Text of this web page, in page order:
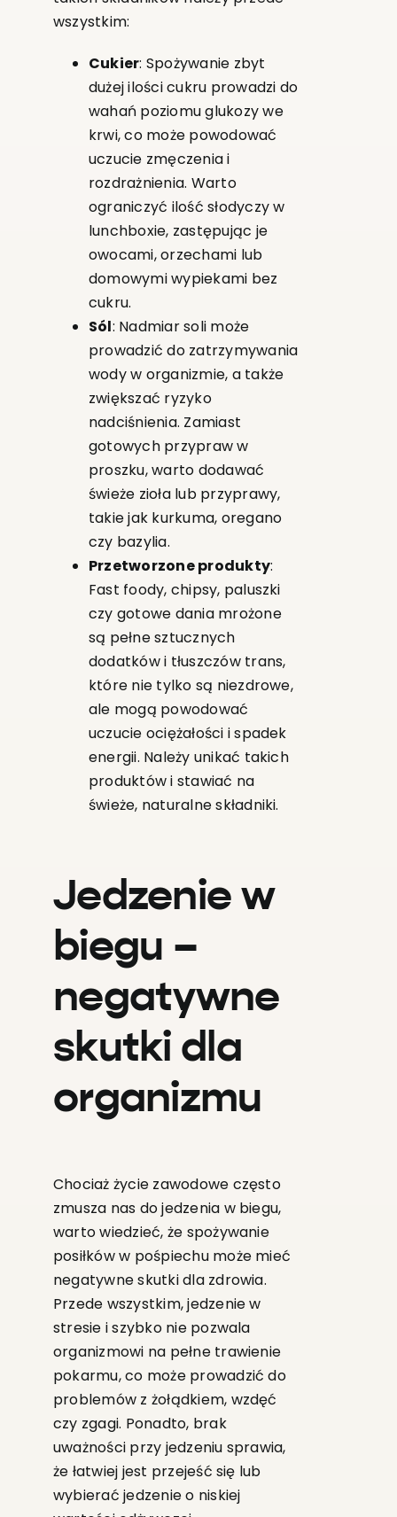
wszystkim:
Cukier: Spożywanie zbyt
dużej ilości cukru prowadzi do
wahań poziomu glukozy we
krwi, co może powodować
uczucie zmęczenia i
rozdrażnienia. Warto
ograniczyć ilość słodyczy w
lunchboxie, zastępując je
owocami, orzechami lub
domowymi wypiekami bez
cukru.
Sól: Nadmiar soli może
prowadzić do zatrzymywania
wody w organizmie, a także
zwiększać ryzyko
nadciśnienia. Zamiast
gotowych przypraw w
proszku, warto dodawać
świeże zioła lub przyprawy,
takie jak kurkuma, oregano
czy bazylia.
Przetworzone produkty:
Fast foody, chipsy, paluszki
czy gotowe dania mrożone
są pełne sztucznych
dodatków i tłuszczów trans,
które nie tylko są niezdrowe,
ale mogą powodować
uczucie ociężałości i spadek
energii. Należy unikać takich
produktów i stawiać na
świeże, naturalne składniki.
Jedzenie w
biegu –
negatywne
skutki dla
organizmu
Chociaż życie zawodowe często
zmusza nas do jedzenia w biegu,
warto wiedzieć, że spożywanie
posiłków w pośpiechu może mieć
negatywne skutki dla zdrowia.
Przede wszystkim, jedzenie w
stresie i szybko nie pozwala
organizmowi na pełne trawienie
pokarmu, co może prowadzić do
problemów z żołądkiem, wzdęć
czy zgagi. Ponadto, brak
uważności przy jedzeniu sprawia,
że łatwiej jest przejeść się lub
wybierać jedzenie o niskiej